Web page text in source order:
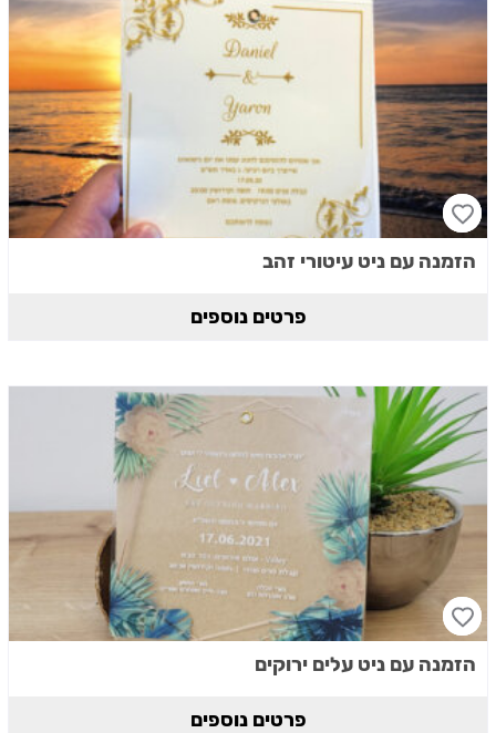
הזמנה עם ניט עיטורי זהב
פרטים נוספים
הזמנה עם ניט עלים ירוקים
פרטים נוספים